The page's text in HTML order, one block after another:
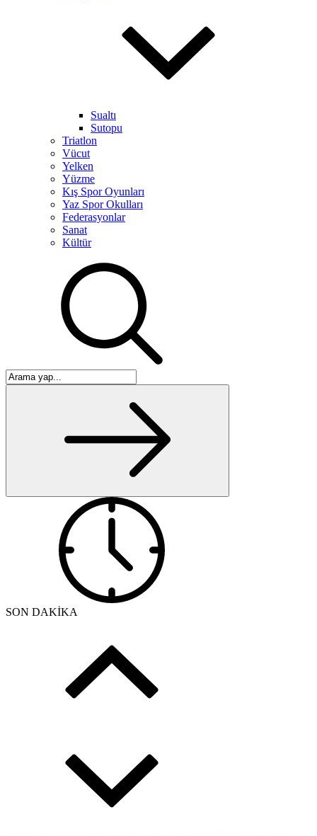
Sualtı
Sutopu
Triatlon
Vücut
Yelken
Yüzme
Kış Spor Oyunları
Yaz Spor Okulları
Federasyonlar
Sanat
Kültür
SON DAKİKA